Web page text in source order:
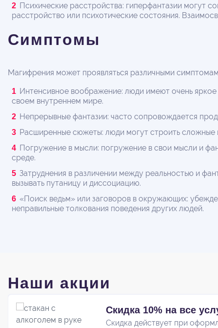
Психические расстройства: гиперфантазии могут
расстройство или психотические состояния.
Симптомы
Магифрения может проявляться различными
Интенсивное воображение: люди имеют очень
своем внутреннем мире.
Непрерывные фантазии: часто сопровождается
Расширенные сюжеты: люди могут строить сложные
Погружение в мысли: погружение в свои мысли и
среде.
Затруднения в различении между реальностью и
вызывать путаницу и диссоциацию.
«Поиск ведьм» или заговоров в окружающих:
неправильные толкования поведения других людей.
Наши акции
Скидка 10% на все
Скидка действует при